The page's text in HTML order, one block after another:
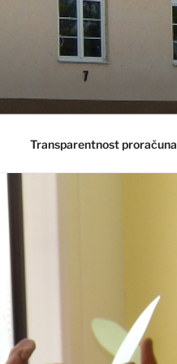
Transparentnost proračuna